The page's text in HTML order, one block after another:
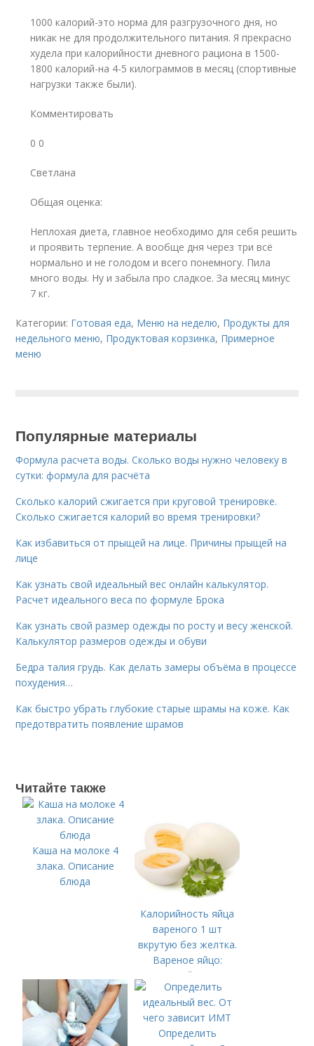
1000 калорий-это норма для разгрузочного дня, но
никак не для продолжительного питания. Я прекрасно
худела при калорийности дневного рациона в 1500-
1800 калорий-на 4-5 килограммов в месяц (спортивные
нагрузки также были).
Комментировать
0 0
Светлана
Общая оценка:
Неплохая диета, главное необходимо для себя решить
и проявить терпение. А вообще дня через три всё
нормально и не голодом и всего понемногу. Пила
много воды. Ну и забыла про сладкое. За месяц минус
7 кг.
Категории: Готовая еда, Меню на неделю, Продукты для
недельного меню, Продуктовая корзинка, Примерное
меню
Популярные материалы
Формула расчета воды. Сколько воды нужно человеку в
сутки: формула для расчёта
Сколько калорий сжигается при круговой тренировке.
Сколько сжигается калорий во время тренировки?
Как избавиться от прыщей на лице. Причины прыщей на
лице
Как узнать свой идеальный вес онлайн калькулятор.
Расчет идеального веса по формуле Брока
Как узнать свой размер одежды по росту и весу женской.
Калькулятор размеров одежды и обуви
Бедра талия грудь. Как делать замеры объёма в процессе
похудения…
Как быстро убрать глубокие старые шрамы на коже. Как
предотвратить появление шрамов
Читайте также
Каша на молоке 4
злака. Описание
блюда
Калорийность яйца
вареного 1 шт
вкрутую без желтка.
Вареное яйцо:
калорийность
Определить